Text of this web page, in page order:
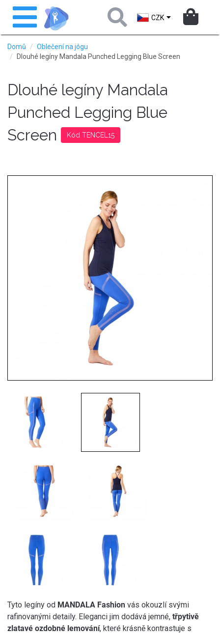
Přejít
hlavnímu
obsahu
Toggle
navigation
CZK
Domů
Oblečení na jógu
Dlouhé legíny Mandala Punched Legging Blue Screen
Dlouhé legíny Mandala
Punched Legging Blue
Screen
Kód TENCEL15
Tyto legíny od MANDALA Fashion vás okouzlí svými
rafinovanými detaily. Eleganci jim dodává jemné, třpytivě
zlatavé ozdobné lemování, které krásně kontrastuje s